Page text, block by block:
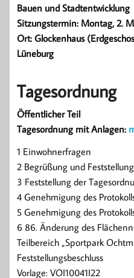
Bauen und Stadtentwicklung
Sitzungstermin: Montag, 2.
Ort: Glockenhaus
Lüneburg
Tagesordnung
Öffentlicher Teil
Tagesordnung mit Anlagen:
1 Einwohnerfragen
2 Begrüßung und
3 Feststellung der
4 Genehmigung des
5 Genehmigung des
6 86. Änderung des
Teilbereich „Sportpark
Feststellungsbeschluss
Vorlage: VOI10041I22